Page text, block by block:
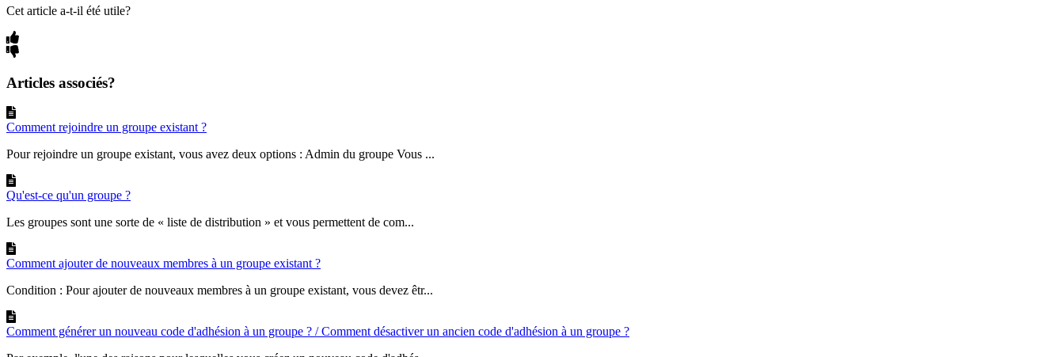
Cet article a-t-il été utile?
Articles associés?
Comment rejoindre un groupe existant ?
Pour rejoindre un groupe existant, vous avez deux options : Admin du groupe Vous ...
Qu'est-ce qu'un groupe ?
Les groupes sont une sorte de « liste de distribution » et vous permettent de com...
Comment ajouter de nouveaux membres à un groupe existant ?
Condition : Pour ajouter de nouveaux membres à un groupe existant, vous devez êtr...
Comment générer un nouveau code d'adhésion à un groupe ? / Comment désactiver un ancien code d'adhésion à un groupe ?